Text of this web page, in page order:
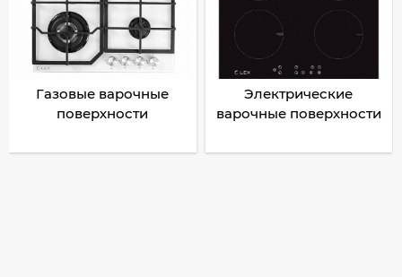
Газовые варочные
поверхности
Электрические
варочные поверхности